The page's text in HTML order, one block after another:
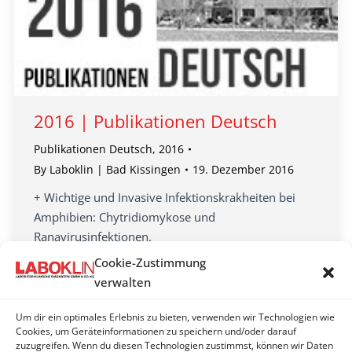
Cookie-Zustimmung
verwalten
Um dir ein optimales Erlebnis zu bieten, verwenden wir Technologien wie
Cookies, um Geräteinformationen zu speichern und/oder darauf
zuzugreifen. Wenn du diesen Technologien zustimmst, können wir Daten
2016 | Publikationen Deutsch
Publikationen Deutsch, 2016
By Laboklin | Bad Kissingen 19. Dezember 2016
+ Wichtige und Invasive Infektionskrakheiten bei
Amphibien: Chytridiomykose und
Ranavirusinfektionen.
+ Sind die griechischen Amphibienpopulationen
durch Chytridpilze und Viren in Gefahr?
+ Prävalenz von Ehrlichia canis in Deutschland
+ Therapiemöglichkeiten der kaninen